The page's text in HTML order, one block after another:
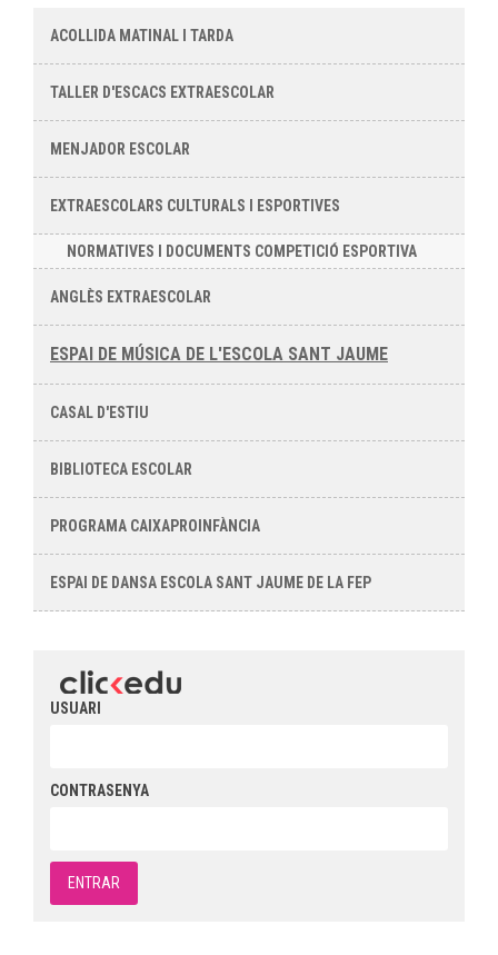
ACOLLIDA MATINAL I TARDA
TALLER D'ESCACS EXTRAESCOLAR
MENJADOR ESCOLAR
EXTRAESCOLARS CULTURALS I ESPORTIVES
NORMATIVES I DOCUMENTS COMPETICIÓ ESPORTIVA
ANGLÈS EXTRAESCOLAR
ESPAI DE MÚSICA DE L'ESCOLA SANT JAUME
CASAL D'ESTIU
BIBLIOTECA ESCOLAR
PROGRAMA CAIXAPROINFÀNCIA
ESPAI DE DANSA ESCOLA SANT JAUME DE LA FEP
USUARI
CONTRASENYA